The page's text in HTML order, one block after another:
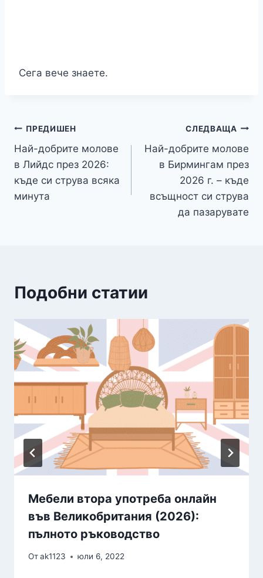
Сега вече знаете.
Навигация
ПРЕДИШЕН
Най-добрите молове
в Лийдс през 2026:
къде си струва всяка
минута
СЛЕДВАЩА
Най-добрите молове
в Бирмингам през
2026 г. – къде
всъщност си струва
да пазарувате
Подобни статии
Мебели втора употреба онлайн
във Великобритания (2026):
пълното ръководство
Отak1123 юли 6, 2022